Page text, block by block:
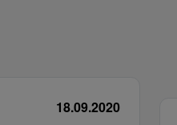
18.09.2020